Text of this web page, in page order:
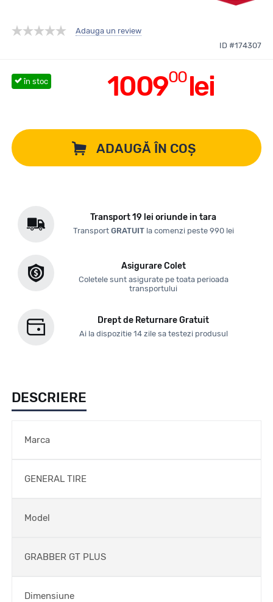
Adauga un review
ID #174307
100900lei
în stoc
ADAUGĂ ÎN COȘ
Transport 19 lei oriunde in tara
Transport GRATUITla comenzi peste 990 lei
Asigurare Colet
Coletele sunt asigurate pe toata perioada
transportului
Drept de Returnare Gratuit
Ai la dispozitie 14 zile sa testezi produsul
DESCRIERE
Marca
GENERAL TIRE
Model
GRABBER GT PLUS
Dimensiune